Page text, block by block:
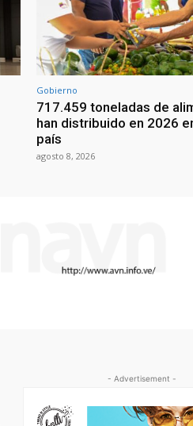
Gobierno
717.459 toneladas de
han distribuido en 2026
país
agosto 8, 2026
- Advertisement -